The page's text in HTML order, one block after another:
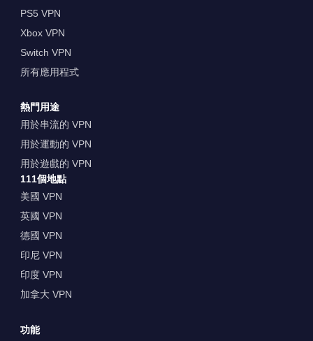
PS5 VPN
Xbox VPN
Switch VPN
所有應用程式
熱門用途
用於串流的 VPN
用於運動的 VPN
用於遊戲的 VPN
111個地點
美國 VPN
英國 VPN
德國 VPN
印尼 VPN
印度 VPN
加拿大 VPN
功能